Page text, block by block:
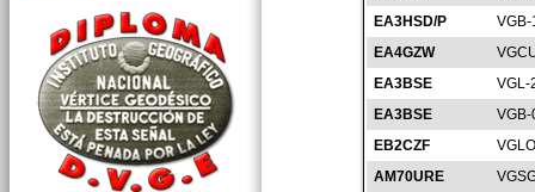
EA3HSD/P
EA4GZW
EA3BSE
VGL-
EA3BSE
EB2CZF
AM70URE